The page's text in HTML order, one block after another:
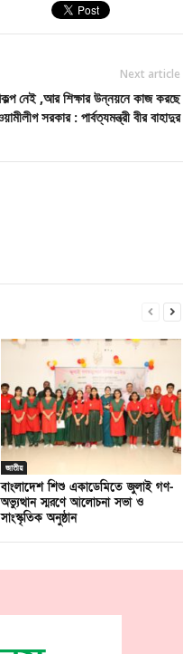
Next article
নেই ,আর শিক্ষার উন্নয়নে কাজ করছে
সরকার : পার্বত্যমন্ত্রী বীর বাহাদুর
জাতীয়
বাংলাদেশ শিশু একাডেমিতে জুলাই গণ-
অভ্যুত্থান স্মরণে আলোচনা সভা ও
সাংস্কৃতিক অনুষ্ঠান